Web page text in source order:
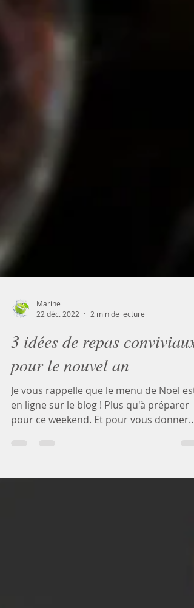
22 déc. 2022
2 min de lecture
3 idées de repas conviviaux
pour le nouvel an
Je vous rappelle que le menu de Noël est
des idées en...